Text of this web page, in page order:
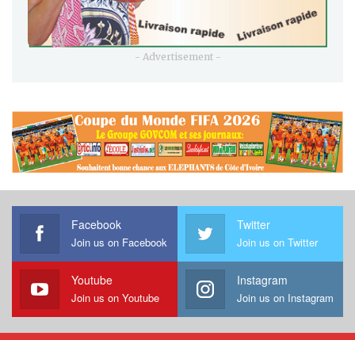
- Advertisement -
Facebook
Join us on Facebook
Twitter
Join us on Twitter
Youtube
Join us on Youtube
Instagram
Join us on Instagram